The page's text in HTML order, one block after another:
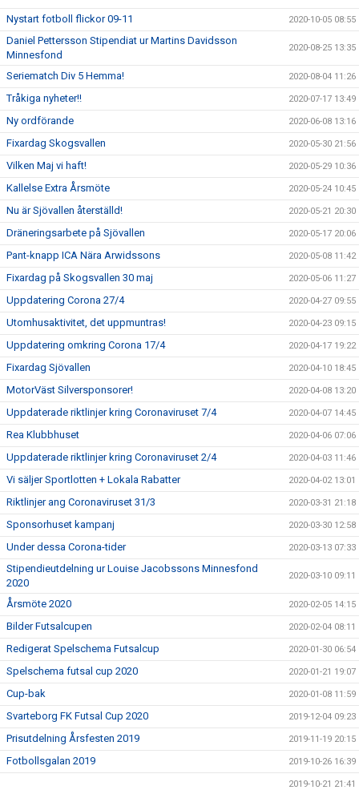
Nystart fotboll flickor 09-11 2020-10-05 08:55
Daniel Pettersson Stipendiat ur Martins Davidsson
Minnesfond
2020-08-25 13:35
Seriematch Div 5 Hemma! 2020-08-04 11:26
Tråkiga nyheter!! 2020-07-17 13:49
Ny ordförande 2020-06-08 13:16
Fixardag Skogsvallen 2020-05-30 21:56
Vilken Maj vi haft! 2020-05-29 10:36
Kallelse Extra Årsmöte 2020-05-24 10:45
Nu är Sjövallen återställd! 2020-05-21 20:30
Dräneringsarbete på Sjövallen 2020-05-17 20:06
Pant-knapp ICA Nära Arwidssons 2020-05-08 11:42
Fixardag på Skogsvallen 30 maj 2020-05-06 11:27
Uppdatering Corona 27/4 2020-04-27 09:55
Utomhusaktivitet, det uppmuntras! 2020-04-23 09:15
Uppdatering omkring Corona 17/4 2020-04-17 19:22
Fixardag Sjövallen 2020-04-10 18:45
MotorVäst Silversponsorer! 2020-04-08 13:20
Uppdaterade riktlinjer kring Coronaviruset 7/4 2020-04-07 14:45
Rea Klubbhuset 2020-04-06 07:06
Uppdaterade riktlinjer kring Coronaviruset 2/4 2020-04-03 11:46
Vi säljer Sportlotten + Lokala Rabatter 2020-04-02 13:01
Riktlinjer ang Coronaviruset 31/3 2020-03-31 21:18
Sponsorhuset kampanj 2020-03-30 12:58
Under dessa Corona-tider 2020-03-13 07:33
Stipendieutdelning ur Louise Jacobssons Minnesfond
2020
2020-03-10 09:11
Årsmöte 2020 2020-02-05 14:15
Bilder Futsalcupen 2020-02-04 08:11
Redigerat Spelschema Futsalcup 2020-01-30 06:54
Spelschema futsal cup 2020 2020-01-21 19:07
Cup-bak 2020-01-08 11:59
Svarteborg FK Futsal Cup 2020 2019-12-04 09:23
Prisutdelning Årsfesten 2019 2019-11-19 20:15
Fotbollsgalan 2019 2019-10-26 16:39
2019-10-21 21:41